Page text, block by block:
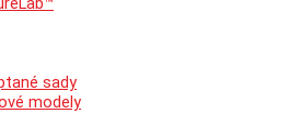
sady
modely